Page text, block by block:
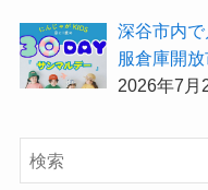
深谷市内
服倉庫開
2026年7月